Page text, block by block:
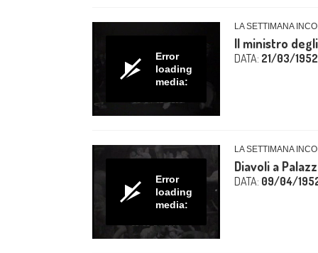
Error
loading
media:
LA SETTIMANA
Il ministro
DATA: 21/03/1952
Error
loading
media:
LA SETTIMANA
Diavoli a
DATA: 09/04/